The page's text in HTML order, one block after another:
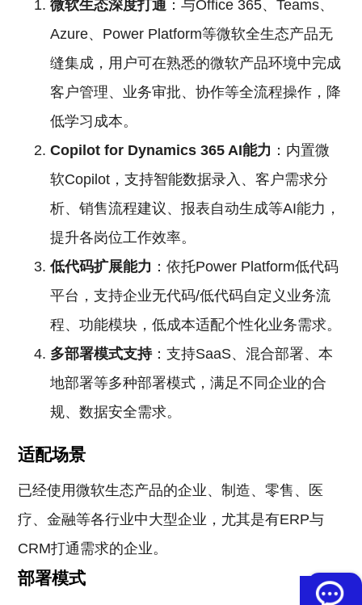
微软生态深度打通 ：与Office 365、Teams、
Azure、Power Platform等微软全生态产品无
缝集成，用户可在熟悉的微软产品环境中完成
客户管理、业务审批、协作等全流程操作，降
低学习成本。
Copilot for Dynamics 365 AI能力 ：内置微
软Copilot，支持智能数据录入、客户需求分
析、销售流程建议、报表自动生成等AI能力，
提升各岗位工作效率。
低代码扩展能力 ：依托Power Platform低代码
平台，支持企业无代码/低代码自定义业务流
程、功能模块，低成本适配个性化业务需求。
多部署模式支持：支持SaaS、混合部署、本
地部署等多种部署模式，满足不同企业的合
规、数据安全需求。
适配场景
已经使用微软生态产品的企业、制造、零售、医
疗、金融等各行业中大型企业，尤其是有ERP与
CRM打通需求的企业。
部署模式